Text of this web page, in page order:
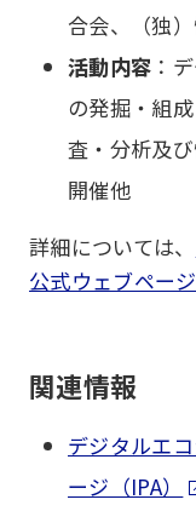
合会、（独
活動内容 ：
の発掘・組
査・分析及
開催他
詳細については、
公式ウェブページ
関連情報
デジタルエ
ージ（IPA）